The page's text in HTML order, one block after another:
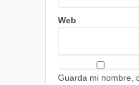
Web
Guarda mi nombre,